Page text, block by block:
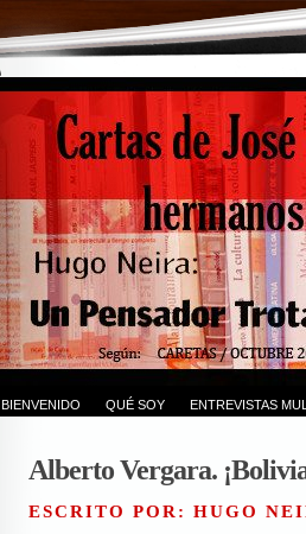
BIENVENIDO QUÉ SOY ENTREVISTAS
Alberto Vergara.
ESCRITO POR: HUGO